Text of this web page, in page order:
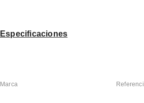
Especificaciones
Marca